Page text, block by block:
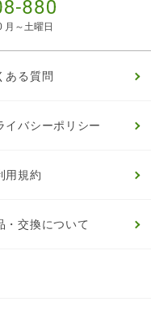
月～土曜日
ある質問
イバシーポリシー
用規約
・交換について